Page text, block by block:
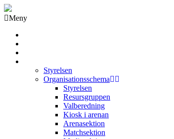
Meny
Styrelsen
Organisationsschema
Styrelsen
Resursgruppen
Valberedning
Kiosk i arenan
Arenasektion
Matchsektion